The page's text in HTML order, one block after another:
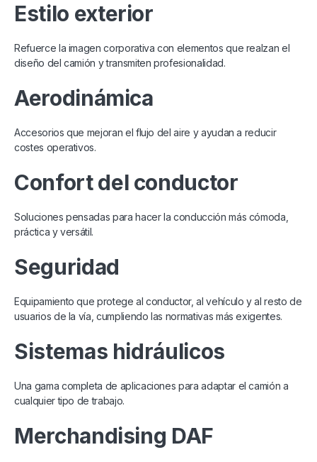
Estilo exterior
Refuerce la imagen corporativa con elementos que realzan el
diseño del camión y transmiten profesionalidad.
Aerodinámica
Accesorios que mejoran el flujo del aire y ayudan a reducir
costes operativos.
Confort del conductor
Soluciones pensadas para hacer la conducción más cómoda,
práctica y versátil.
Seguridad
Equipamiento que protege al conductor, al vehículo y al resto de
usuarios de la vía, cumpliendo las normativas más exigentes.
Sistemas hidráulicos
Una gama completa de aplicaciones para adaptar el camión a
cualquier tipo de trabajo.
Merchandising DAF